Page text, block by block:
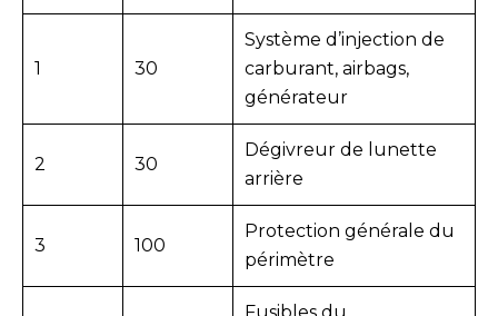
1 30
Système d’injection de
carburant, airbags,
générateur
2 30
Dégivreur de lunette
arrière
3 100
Protection générale du
périmètre